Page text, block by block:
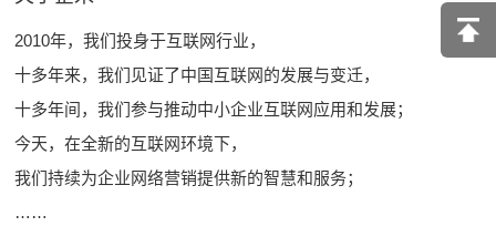
2010年，我们投身于互联网行业，
十多年来，我们见证了中国互联网的发展与变迁，
十多年间，我们参与推动中小企业互联网应用和发展；
今天，在全新的互联网环境下，
我们持续为企业网络营销提供新的智慧和服务；
……